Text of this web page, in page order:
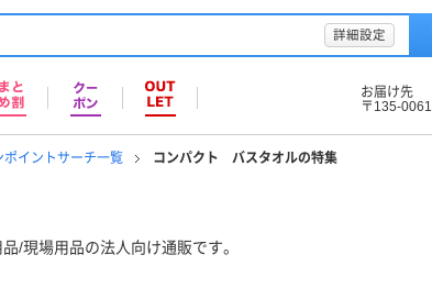
詳細設定
お届け先
〒135-0061
ポイントサーチ一覧 コンパクト バスタオルの特集
/現場用品の法人向け通販です。